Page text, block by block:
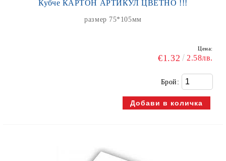
Кубче КАРТОН АРТИКУЛ ЦВЕТНО !!!
размер 75*105мм
Цена:
€1.32 2.58лв.
Брой: